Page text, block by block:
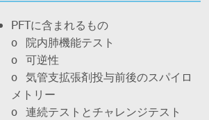
PFTに含まれるもの
o 院内肺機能テスト
o 可逆性
o 気管支拡張剤投与前後のスパイロ
メトリー
o 連続テストとチャレンジテスト